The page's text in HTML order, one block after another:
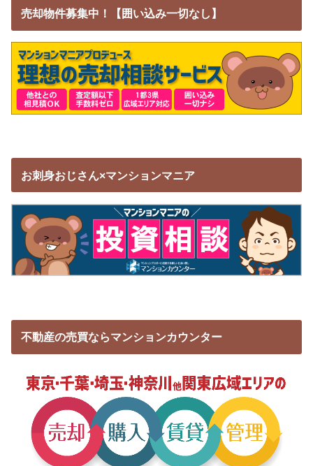
売却物件募集中！【囲い込み一切なし】
お刺身おじさん×マンションマニア
不動産の売買ならマンションカウンター